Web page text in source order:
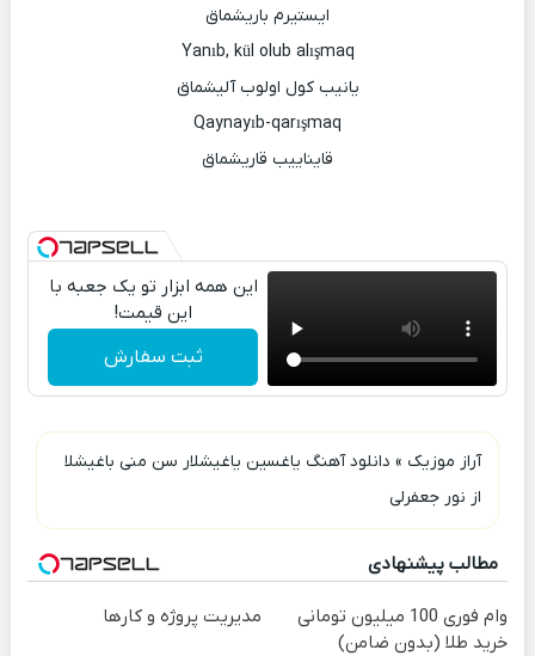
ایستیرم باریشماق
Yanıb, kül olub alışmaq
یانیب کول اولوب آلیشماق
Qaynayıb-qarışmaq
قایناییب قاریشماق
این همه ابزار تو یک جعبه با
این قیمت!
ثبت سفارش
آراز موزیک » دانلود آهنگ یاغسین یاغیشلار سن منی باغیشلا
از نور جعفرلی
مطالب پیشنهادی
وام فوری 100 میلیون تومانی
خرید طلا (بدون ضامن)
مدیریت پروژه و کارها